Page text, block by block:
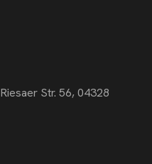
Riesaer Str. 56, 04328